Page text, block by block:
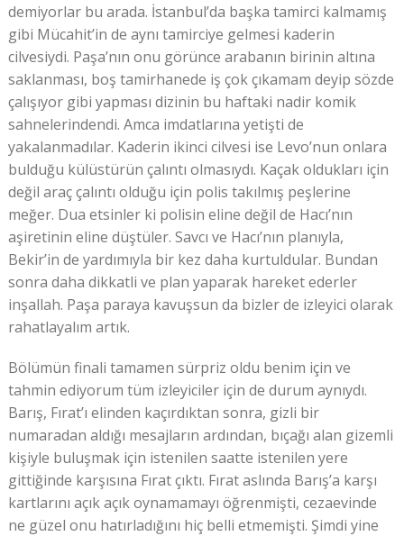
demiyorlar bu arada. İstanbul’da başka tamirci kalmamış
gibi Mücahit’in de aynı tamirciye gelmesi kaderin
cilvesiydi. Paşa’nın onu görünce arabanın birinin altına
saklanması, boş tamirhanede iş çok çıkamam deyip sözde
çalışıyor gibi yapması dizinin bu haftaki nadir komik
sahnelerindendi. Amca imdatlarına yetişti de
yakalanmadılar. Kaderin ikinci cilvesi ise Levo’nun onlara
bulduğu külüstürün çalıntı olmasıydı. Kaçak oldukları için
değil araç çalıntı olduğu için polis takılmış peşlerine
meğer. Dua etsinler ki polisin eline değil de Hacı’nın
aşiretinin eline düştüler. Savcı ve Hacı’nın planıyla,
Bekir’in de yardımıyla bir kez daha kurtuldular. Bundan
sonra daha dikkatli ve plan yaparak hareket ederler
inşallah. Paşa paraya kavuşsun da bizler de izleyici olarak
rahatlayalım artık.
Bölümün finali tamamen sürpriz oldu benim için ve
tahmin ediyorum tüm izleyiciler için de durum aynıydı.
Barış, Fırat’ı elinden kaçırdıktan sonra, gizli bir
numaradan aldığı mesajların ardından, bıçağı alan gizemli
kişiyle buluşmak için istenilen saatte istenilen yere
gittiğinde karşısına Fırat çıktı. Fırat aslında Barış’a karşı
kartlarını açık açık oynamamayı öğrenmişti, cezaevinde
ne güzel onu hatırladığını hiç belli etmemişti. Şimdi yine